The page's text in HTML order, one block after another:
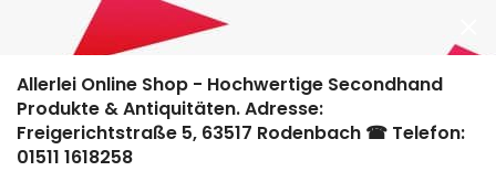
Allerlei Online Shop - Hochwertige Secondhand
Produkte & Antiquitäten. Adresse:
Freigerichtstraße 5, 63517 Rodenbach ☎ Telefon:
01511 1618258